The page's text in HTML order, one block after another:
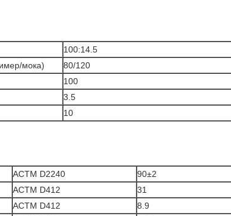
100:14.5
мока)
80/120
100
3.5
10
АСТМ D2240
90±2
АСТМ D412
31
АСТМ D412
8.9